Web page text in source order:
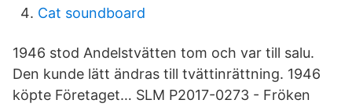
Cat soundboard
1946 stod Andelstvätten tom och var till salu.
Den kunde lätt ändras till tvättinrättning. 1946
köpte Företaget… SLM P2017-0273 - Fröken